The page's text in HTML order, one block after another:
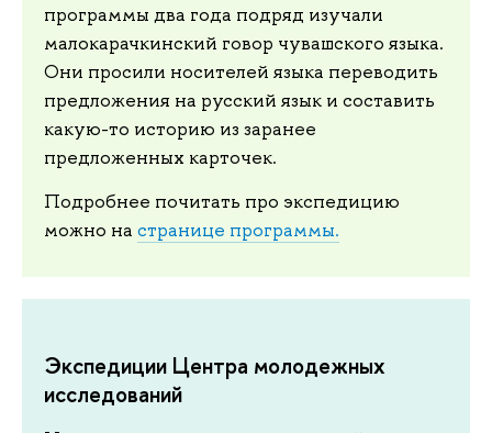
программы два года подряд изучали
малокарачкинский говор чувашского языка.
Они просили носителей языка переводить
предложения на русский язык и составить
какую-то историю из заранее
предложенных карточек.
Подробнее почитать про экспедицию
можно на странице программы.
Экспедиции Центра молодежных
исследований